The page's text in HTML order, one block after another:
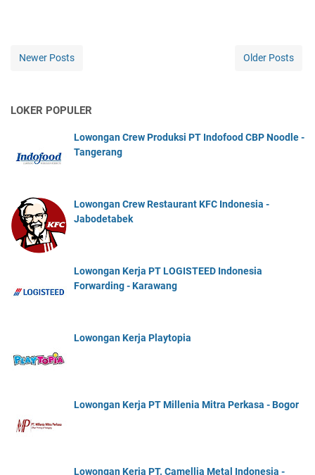
Newer Posts Older Posts
LOKER POPULER
Lowongan Crew Produksi PT Indofood CBP Noodle -
Tangerang
Lowongan Crew Restaurant KFC Indonesia -
Jabodetabek
Lowongan Kerja PT LOGISTEED Indonesia
Forwarding - Karawang
Lowongan Kerja Playtopia
Lowongan Kerja PT Millenia Mitra Perkasa - Bogor
Lowongan Kerja PT. Camellia Metal Indonesia -